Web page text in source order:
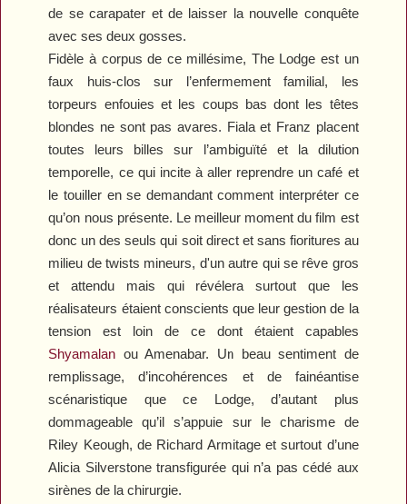
de se carapater et de laisser la nouvelle conquête
avec ses deux gosses.
Fidèle à corpus de ce millésime, The Lodge est un
faux huis-clos sur l’enfermement familial, les
torpeurs enfouies et les coups bas dont les têtes
blondes ne sont pas avares. Fiala et Franz placent
toutes leurs billes sur l’ambiguïté et la dilution
temporelle, ce qui incite à aller reprendre un café et
le touiller en se demandant comment interpréter ce
qu’on nous présente. Le meilleur moment du film est
donc un des seuls qui soit direct et sans fioritures au
milieu de twists mineurs, d'un autre qui se rêve gros
et attendu mais qui révélera surtout que les
réalisateurs étaient conscients que leur gestion de la
tension est loin de ce dont étaient capables
Shyamalan ou Amenabar. Un beau sentiment de
remplissage, d’incohérences et de fainéantise
scénaristique que ce Lodge, d’autant plus
dommageable qu’il s’appuie sur le charisme de
Riley Keough, de Richard Armitage et surtout d’une
Alicia Silverstone transfigurée qui n’a pas cédé aux
sirènes de la chirurgie.